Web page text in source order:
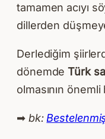
tamamen acıyı
dillerden
Derlediğim
dönemdeTürk
olmasının
➡ bk: